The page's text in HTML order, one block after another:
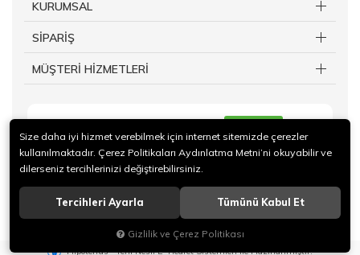
KURUMSAL
SİPARİŞ
MÜŞTERİ HİZMETLERİ
© 2019 TAKİ Kuy.Billuriye.Ltd Sti. Tüm hakları saklıdır.
Hipotenüs Yeni Nesil E-Ticaret Sistemleri ile Hazırlanmıştır.
Size daha iyi hizmet verebilmek için internet sitemizde çerezler
kullanılmaktadır. Çerez Politikaları Aydınlatma Metni’ni okuyabilir ve
dilerseniz tercihlerinizi değiştirebilirsiniz.
Tercihleri Ayarla Tümünü Kabul Et
Gizlilik ve Çerez Politikası